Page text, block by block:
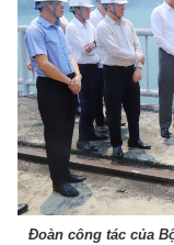
Đoàn công tác của